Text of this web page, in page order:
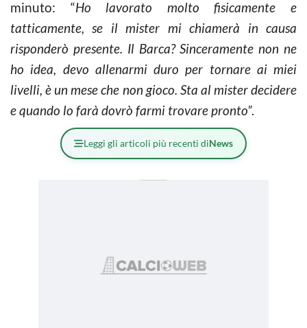
minuto: “Ho lavorato molto fisicamente e
tatticamente, se il mister mi chiamerà in causa
risponderò presente. Il Barca? Sinceramente non ne
ho idea, devo allenarmi duro per tornare ai miei
livelli, è un mese che non gioco. Sta al mister decidere
e quando lo farà dovrò farmi trovare pronto”.
Leggi gli articoli più recenti diNews